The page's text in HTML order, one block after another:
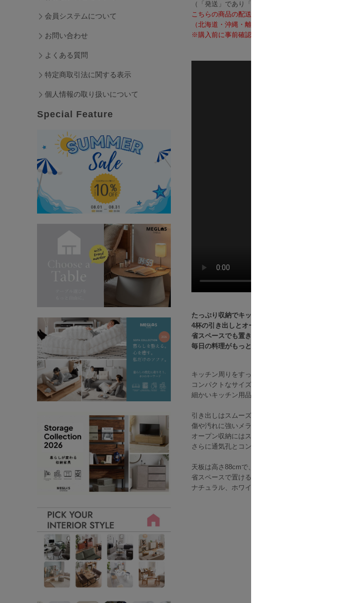
（「発送」であり「お届け」ではございませんのでご
こちらの商品の配送料は無料となります。
（北海道・沖縄・離島への配送は、送料別途お見積り
※購入前に事前確認も可能となりますので、お電話
たっぷり収納でキッチンがすっきり整う、コンパク
4杯の引き出しとオープン収納、扉収納を備え、食器
省スペースでも置きやすく、天板は作業台としても活
毎日の料理がもっと楽になる、頼れるキッチン収納で
キッチン周りをすっきり整えたい方におすすめの、
コンパクトなサイズながら、4杯の引き出し収納、家
細かいキッチン用品から大きなお鍋まで、この1台に
引き出しはスムーズに開閉でき、奥の物も取り出しや
傷や汚れに強いメラミン加工で、お手入れも簡単です
オープン収納にはスライドトレーを採用し、炊飯器
さらに通気孔とコンセント付きで、家電の使用も安心
天板は高さ88cmで、調理の下ごしらえや盛り付けに
省スペースで置けるため、ワンルームや一人暮らしの
ナチュラル、ホワイト、グレーの3色展開で、どんな
会員システムについて
お問い合わせ
よくある質問
特定商取引法に関する表示
個人情報の取り扱いについて
Special Feature